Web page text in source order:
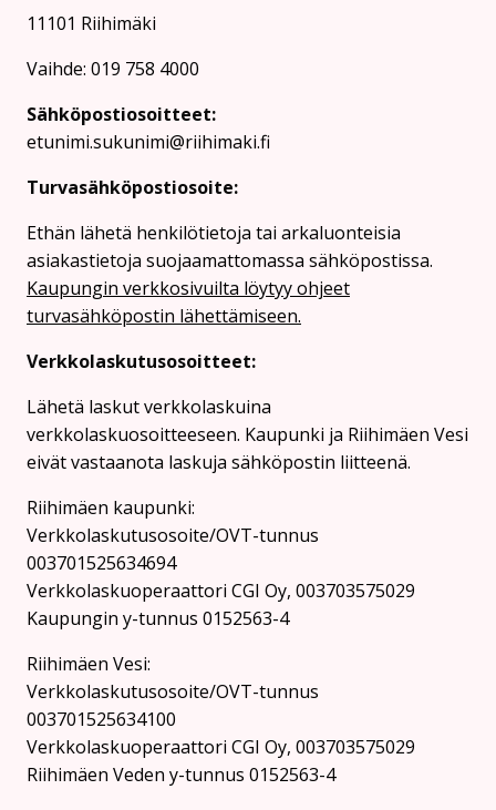
11101 Riihimäki
Vaihde: 019 758 4000
Sähköpostiosoitteet:
etunimi.sukunimi@riihimaki.fi
Turvasähköpostiosoite:
Ethän lähetä henkilötietoja tai arkaluonteisia
asiakastietoja suojaamattomassa sähköpostissa.
Kaupungin verkkosivuilta löytyy ohjeet
turvasähköpostin lähettämiseen.
Verkkolaskutusosoitteet:
Lähetä laskut verkkolaskuina
verkkolaskuosoitteeseen. Kaupunki ja Riihimäen Vesi
eivät vastaanota laskuja sähköpostin liitteenä.
Riihimäen kaupunki:
Verkkolaskutusosoite/OVT-tunnus
003701525634694
Verkkolaskuoperaattori CGI Oy, 003703575029
Kaupungin y-tunnus 0152563-4
Rii­hi­mäen Vesi:
Verkkolaskutusosoite/OVT-tunnus
003701525634100
Verkkolaskuoperaattori CGI Oy, 003703575029
Riihimäen Veden y-tunnus 0152563-4